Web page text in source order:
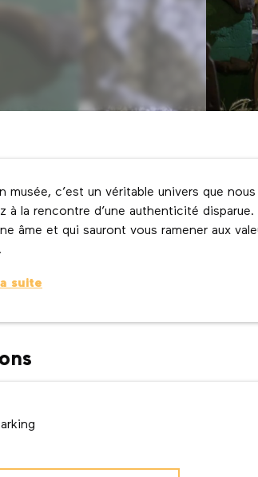
musée, c’est un véritable univers que
à la rencontre d’une authenticité
âme et qui sauront vous ramener aux
suite